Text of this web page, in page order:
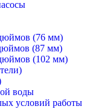
(76 мм)
(87 мм)
(102 мм)
воды
условий работы